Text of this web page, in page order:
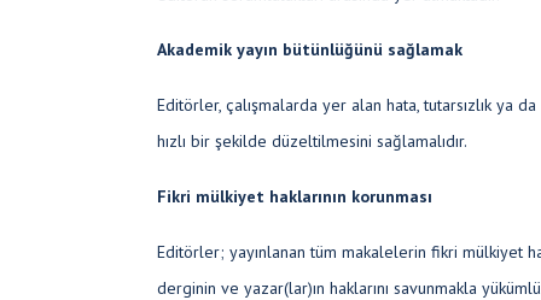
Akademik yayın bütünlüğünü sağlamak
Editörler, çalışmalarda yer alan hata, tutarsızlık ya
hızlı bir şekilde düzeltilmesini sağlamalıdır.
Fikri mülkiyet haklarının korunması
Editörler; yayınlanan tüm makalelerin fikri mülkiyet
derginin ve yazar(lar)ın haklarını savunmakla